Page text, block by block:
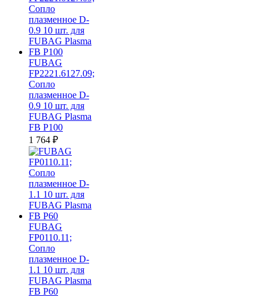
FUBAG
FP2221.6127.09;
Сопло
плазменное D-
0.9 10 шт. для
FUBAG Plasma
FB P100
1 764 ₽
FUBAG
FP0110.11;
Сопло
плазменное D-
1.1 10 шт. для
FUBAG Plasma
FB P60